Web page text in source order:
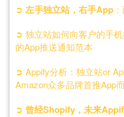
➲ 左手独立站，右手App
➲ 独立站如何向客户的手
的App推送通知范本
➲ Appify分析：独立站or
Amazon众多品牌首推App
➲ 曾经Shopify，未来